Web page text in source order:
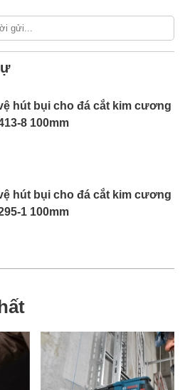
hút bụi cho đá cắt kim cương
8 100mm
hút bụi cho đá cắt kim cương
1 100mm